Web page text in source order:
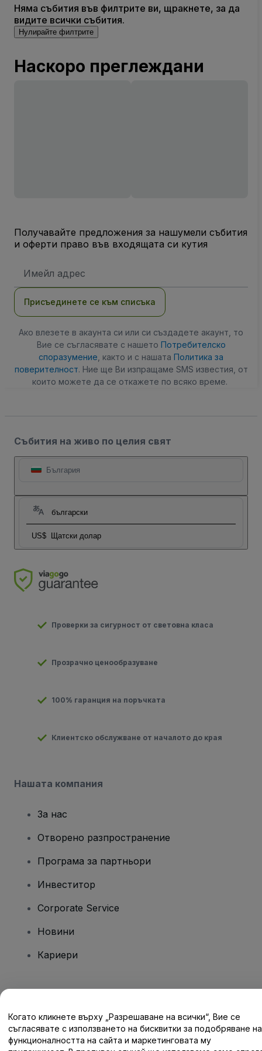
Няма събития във филтрите ви, щракнете, за да
видите всички събития.
Нулирайте филтрите
Наскоро преглеждани
Получавайте предложения за нашумели събития
и оферти право във входящата си кутия
адрес
Присъединете се към списъка
Ако влезете в акаунта си или си създадете акаунт, то
Вие се съгласявате с нашето Потребителско
споразумение , както и с нашата Политика за
поверителност. Ние ще Ви изпращаме SMS известия, от
които можете да се откажете по всяко време.
Събития на живо по целия свят
България
български
US$ Щатски долар
Проверки за сигурност от световна класа
Прозрачно ценообразуване
100% гаранция на поръчката
Клиентско обслужване от началото до края
Нашата компания
За нас
Отворено разпространение
Програма за партньори
Инвеститор
Corporate Service
Новини
Кариери
Помощен център / Свържете се с нас
Когато кликнете върху „Разрешаване на всички“, Вие се
съгласявате с използването на бисквитки за подобряване на
функционалността на сайта и маркетинговата му